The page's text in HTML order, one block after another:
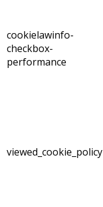
cookielawinfo-
checkbox-
performance
viewed_cookie_policy